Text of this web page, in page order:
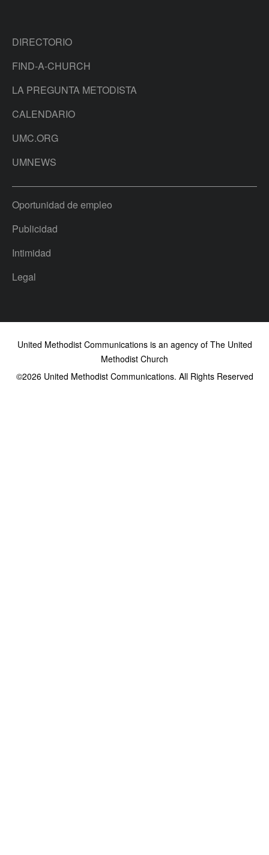
DIRECTORIO
FIND-A-CHURCH
LA PREGUNTA METODISTA
CALENDARIO
UMC.ORG
UMNEWS
Oportunidad de empleo
Publicidad
Intimidad
Legal
United Methodist Communications is an agency of The United
Methodist Church
©2026United Methodist Communications. All Rights Reserved